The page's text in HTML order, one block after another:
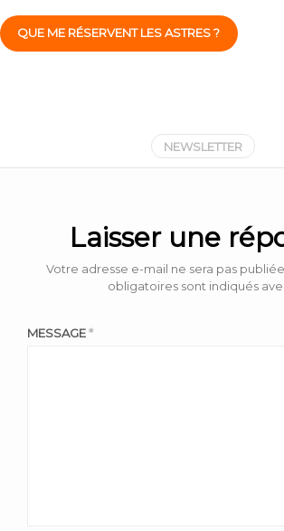
QUE ME RÉSERVENT LES ASTRES ?
NEWSLETTER
Laisser une
Votre adresse e-mail ne sera pas publiée.
obligatoires sont indiqués
MESSAGE*